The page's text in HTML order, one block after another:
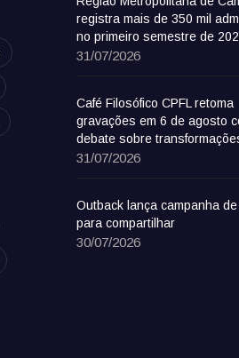
registra mais de 350 mil
no primeiro semestre de
31/07/2026
Café Filosófico CPFL retoma
gravações em 6 de agosto
debate sobre
31/07/2026
Outback lança campanha
para compartilhar
30/07/2026